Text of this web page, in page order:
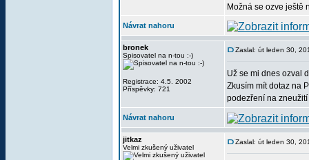
Možná se ozve ještě
Návrat nahoru
bronek
Spisovatel na n-tou :-)
Registrace: 4.5. 2002
Příspěvky: 721
Zaslal: út leden 30,
Už se mi dnes ozval
Zkusím mít dotaz na
podezření na
Návrat nahoru
jitkaz
Velmi zkušený uživatel
Zaslal: út leden 30,